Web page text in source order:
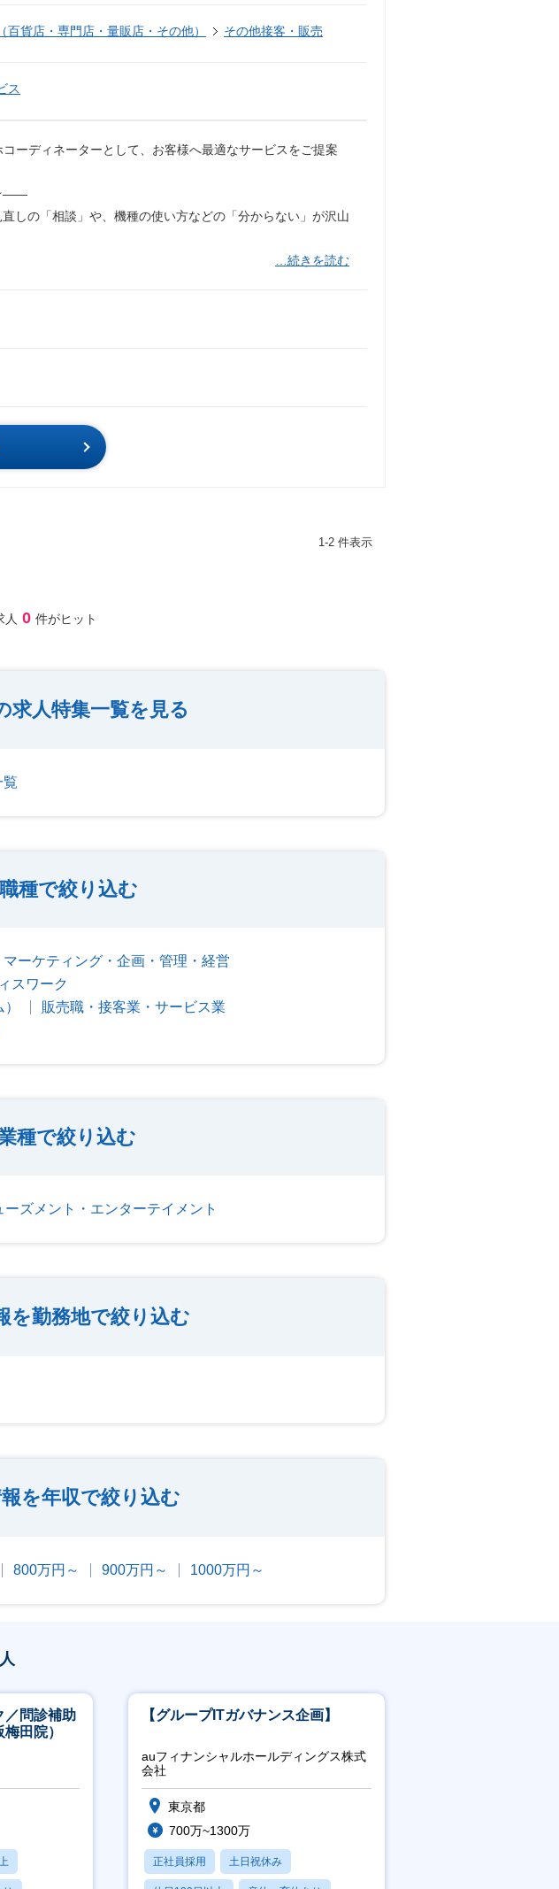
百貨店・専門店・量販店・その他） その他接客・販売
ス
ーディネーターとして、お客様へ最適なサービスをご提案
★――
しの「相談」や、機種の使い方などの「分からない」が沢山
…続きを読む
1-2 件表示
人 0 件がヒット
求人特集一覧を見る
覧
種で絞り込む
マーケティング・企画・管理・経営
スワーク
販売職・接客業・サービス業
種で絞り込む
ーズメント・エンターテイメント
を勤務地で絞り込む
を年収で絞り込む
800万円～ 900万円～ 1000万円～
／問診補助
田院）
【グループITガバナンス企画】
auフィナンシャルホールディングス株式
会社
東京都
700万~1300万
正社員採用 土日祝休み